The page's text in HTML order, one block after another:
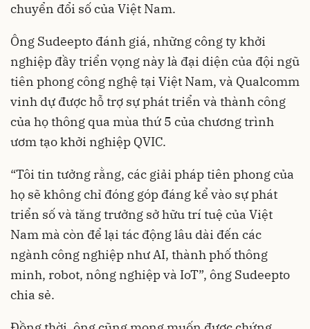
chuyển đổi số của Việt Nam.
Ông Sudeepto đánh giá, những công ty khởi
nghiệp đầy triển vọng này là đại diện của đội ngũ
tiên phong công nghệ tại Việt Nam, và Qualcomm
vinh dự được hỗ trợ sự phát triển và thành công
của họ thông qua mùa thứ 5 của chương trình
ươm tạo khởi nghiệp QVIC.
“Tôi tin tưởng rằng, các giải pháp tiên phong của
họ sẽ không chỉ đóng góp đáng kể vào sự phát
triển số và tăng trưởng sở hữu trí tuệ của Việt
Nam mà còn để lại tác động lâu dài đến các
ngành công nghiệp như AI, thành phố thông
minh, robot, nông nghiệp và IoT”, ông Sudeepto
chia sẻ.